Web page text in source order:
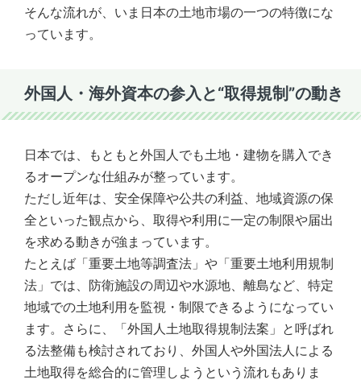
そんな流れが、いま日本の土地市場の一つの特徴にな
っています。
外国人・海外資本の参入と“取得規制”の動き
日本では、もともと外国人でも土地・建物を購入でき
るオープンな仕組みが整っています。
ただし近年は、安全保障や公共の利益、地域資源の保
全といった観点から、取得や利用に一定の制限や届出
を求める動きが強まっています。
たとえば「重要土地等調査法」や「重要土地利用規制
法」では、防衛施設の周辺や水源地、離島など、特定
地域での土地利用を監視・制限できるようになってい
ます。さらに、「外国人土地取得規制法案」と呼ばれ
る法整備も検討されており、外国人や外国法人による
土地取得を総合的に管理しようという流れもありま